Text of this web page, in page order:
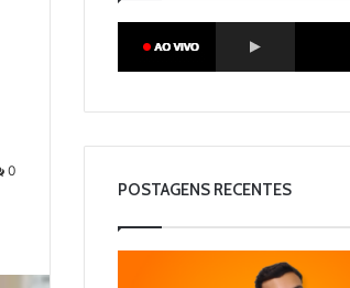
0
POSTAGENS RECENTES